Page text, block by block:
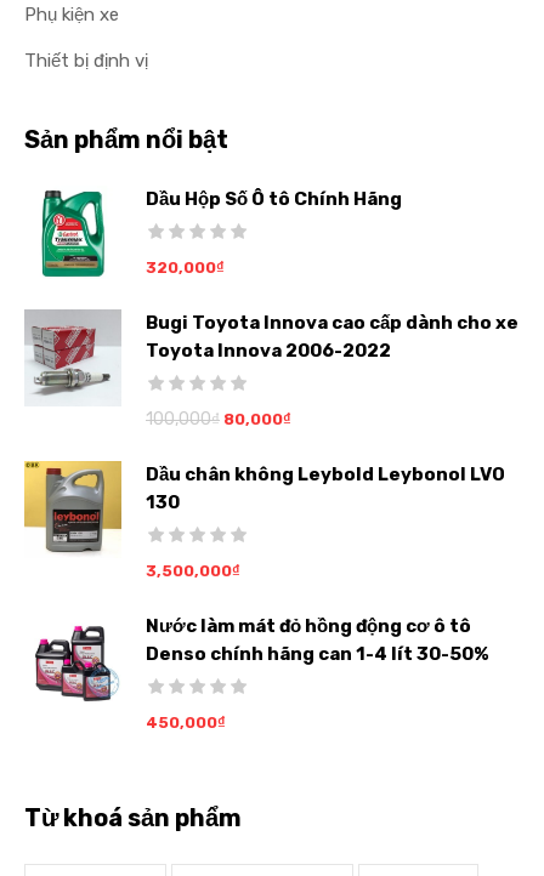
Phụ kiện xe
Thiết bị định vị
Sản phẩm nổi bật
Dầu Hộp Số Ô tô Chính Hãng
320,000₫
Bugi Toyota Innova cao cấp dành cho xe
Toyota Innova 2006-2022
100,000₫ 80,000₫
Dầu chân không Leybold Leybonol LVO
130
3,500,000₫
Nước làm mát đỏ hồng động cơ ô tô
Denso chính hãng can 1-4 lít 30-50%
450,000₫
Từ khoá sản phẩm